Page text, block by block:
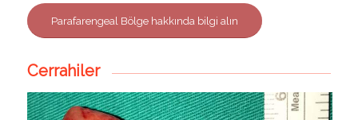
Parafarengeal Bölge hakkında bilgi alın
Cerrahiler